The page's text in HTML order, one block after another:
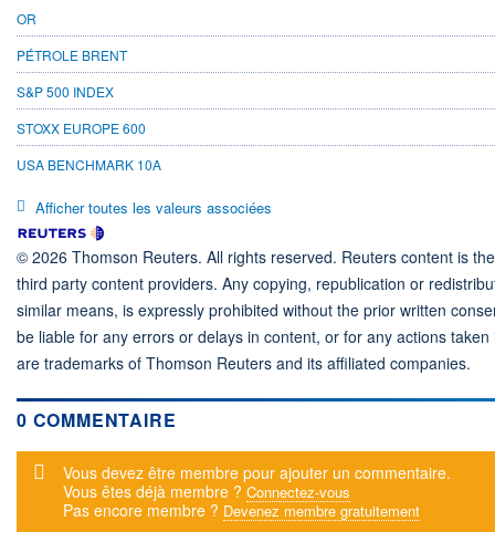
OR
PÉTROLE BRENT
S&P 500 INDEX
STOXX EUROPE 600
USA BENCHMARK 10A
Afficher toutes les valeurs associées
© 2026 Thomson Reuters. All rights reserved. Reuters content is
third party content providers. Any copying, republication or
similar means, is expressly prohibited without the prior written
be liable for any errors or delays in content, or for any actions
are trademarks of Thomson Reuters and its affiliated companies.
0 COMMENTAIRE
Message d'alerte
Vous devez être membre pour ajouter un commentaire.
Vous êtes déjà membre ? Connectez-vous
Pas encore membre ? Devenez membre gratuitement